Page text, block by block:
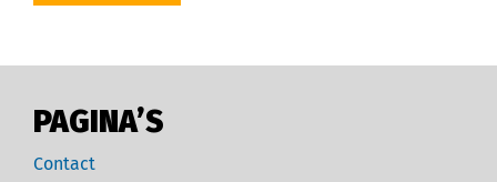
PAGINA’S
Contact